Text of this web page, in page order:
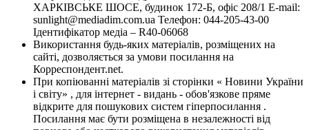
ХАРКІВСЬКЕ ШОСЕ, будинок 172-Б, офіс 208/1 E-mail:
sunlight@mediadim.com.ua Телефон: 044-205-43-00
Ідентифікатор медіа – R40-06068
Використання будь-яких матеріалів, розміщених на
сайті, дозволяється за умови посилання на
Корреспондент.net.
При копіюванні матеріалів зі сторінки « Новини України
і світу» , для інтернет - видань - обов'язкове пряме
відкрите для пошукових систем гіперпосилання .
Посилання має бути розміщена в незалежності від